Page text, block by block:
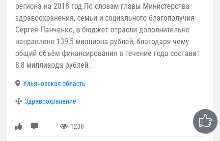
региона на 2018 год.По словам главы Министерства
здравоохранения, семьи и социального благополучия
Сергея Панченко, в бюджет отрасли дополнительно
направлено 139,5 миллиона рублей, благодаря чему
общий объём финансирования в течение года составит
8,8 миллиарда рублей.
Ульяновская область
Здравоохранение
1238